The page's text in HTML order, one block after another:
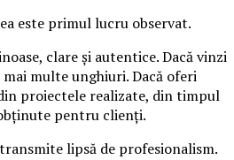
este primul lucru observat.
clare și autentice. Dacă vinzi
multe unghiuri. Dacă oferi
proiectele realizate, din timpul
pentru clienți.
lipsă de profesionalism.